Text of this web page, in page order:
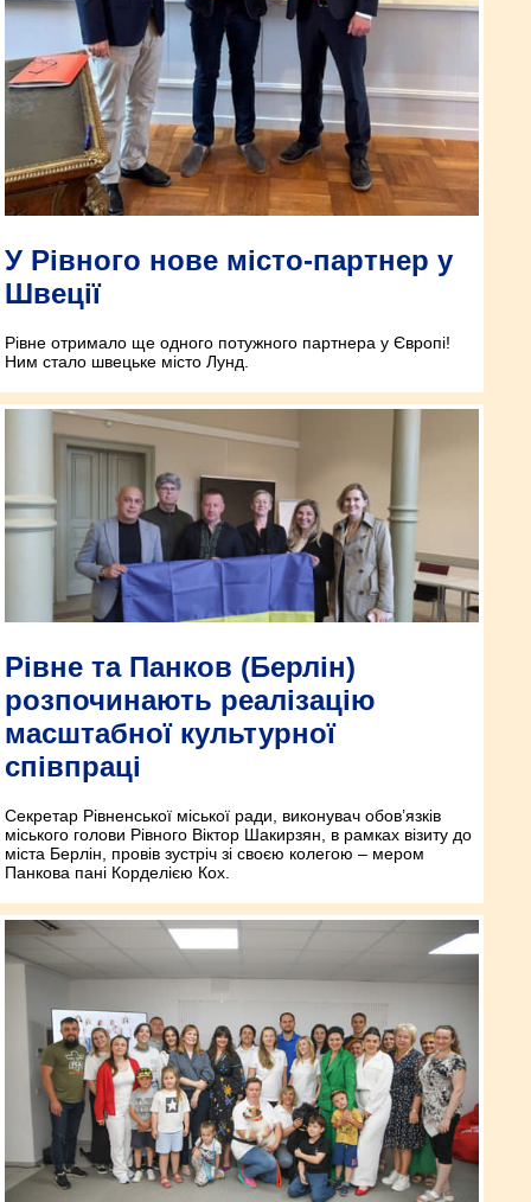
У Рівного нове місто-партнер у
Швеції
Рівне отримало ще одного потужного партнера у Європі!
Ним стало швецьке місто Лунд.
Рівне та Панков (Берлін)
розпочинають реалізацію
масштабної культурної
співпраці
Секретар Рівненської міської ради, виконувач обов’язків
міського голови Рівного Віктор Шакирзян, в рамках візиту до
міста Берлін, провів зустріч зі своєю колегою – мером
Панкова пані Корделією Кох.